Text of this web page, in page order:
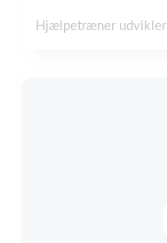
Hjælpetræner udvikler